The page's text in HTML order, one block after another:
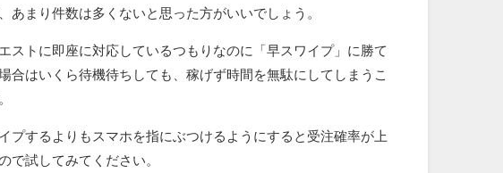
あまり件数は多くないと思った方がいいでしょう。
ストに即座に対応しているつもりなのに「早スワイプ」に勝て
合はいくら待機待ちしても、稼げず時間を無駄にしてしまうこ
プするよりもスマホを指にぶつけるようにすると受注確率が上
で試してみてください。